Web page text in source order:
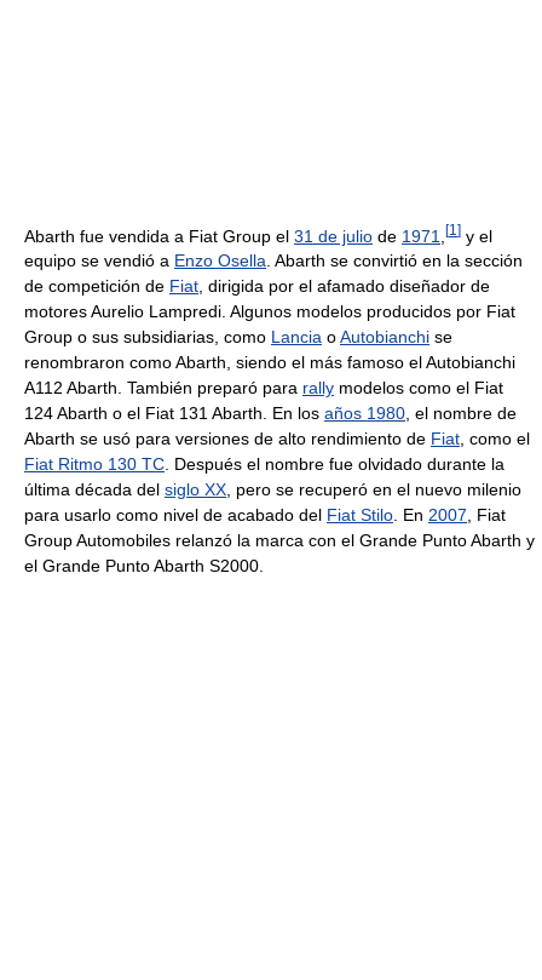
Abarth fue vendida a Fiat Group el 31 de julio de 1971 [1 ] y el
equipo se vendió a Enzo Osella. Abarth se convirtió en la sección
de competición de Fiat, dirigida por el afamado diseñador de
motores Aurelio Lampredi. Algunos modelos producidos por Fiat
Group o sus subsidiarias, como Lancia oAutobianchi se
renombraron como Abarth, siendo el más famoso el Autobianchi
A112 Abarth. También preparó para rally modelos como el Fiat
124 Abarth o el Fiat 131 Abarth. En los años 1980, el nombre de
Abarth se usó para versiones de alto rendimiento de Fiat, como el
Fiat Ritmo 130 TC. Después el nombre fue olvidado durante la
última década del siglo XX, pero se recuperó en el nuevo milenio
para usarlo como nivel de acabado del Fiat Stilo. En 2007, Fiat
Group Automobiles relanzó la marca con el Grande Punto Abarth y
el Grande Punto Abarth S2000.